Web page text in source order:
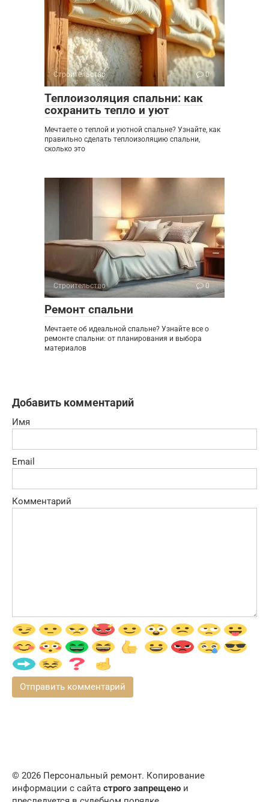
Строительство 0
Теплоизоляция спальни: как
сохранить тепло и уют
Мечтаете о теплой и уютной спальне? Узнайте, как
правильно сделать теплоизоляцию спальни,
сколько это
Строительство 0
Ремонт спальни
Мечтаете об идеальной спальне? Узнайте все о
ремонте спальни: от планирования и выбора
материалов
Добавить комментарий
Имя
Email
Комментарий
© 2026 Персональный ремонт. Копирование
информации с сайта строго запрещено и